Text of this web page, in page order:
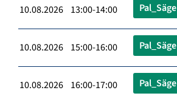
10.08.2026 13:00-14:00 Pal_Säge
10.08.2026 15:00-16:00 Pal_Säge
10.08.2026 16:00-17:00 Pal_Säge